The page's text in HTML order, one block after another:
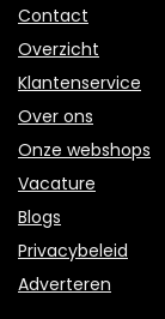
Contact
Overzicht
Klantenservice
Over ons
Onze webshops
Vacature
Blogs
Privacybeleid
Adverteren